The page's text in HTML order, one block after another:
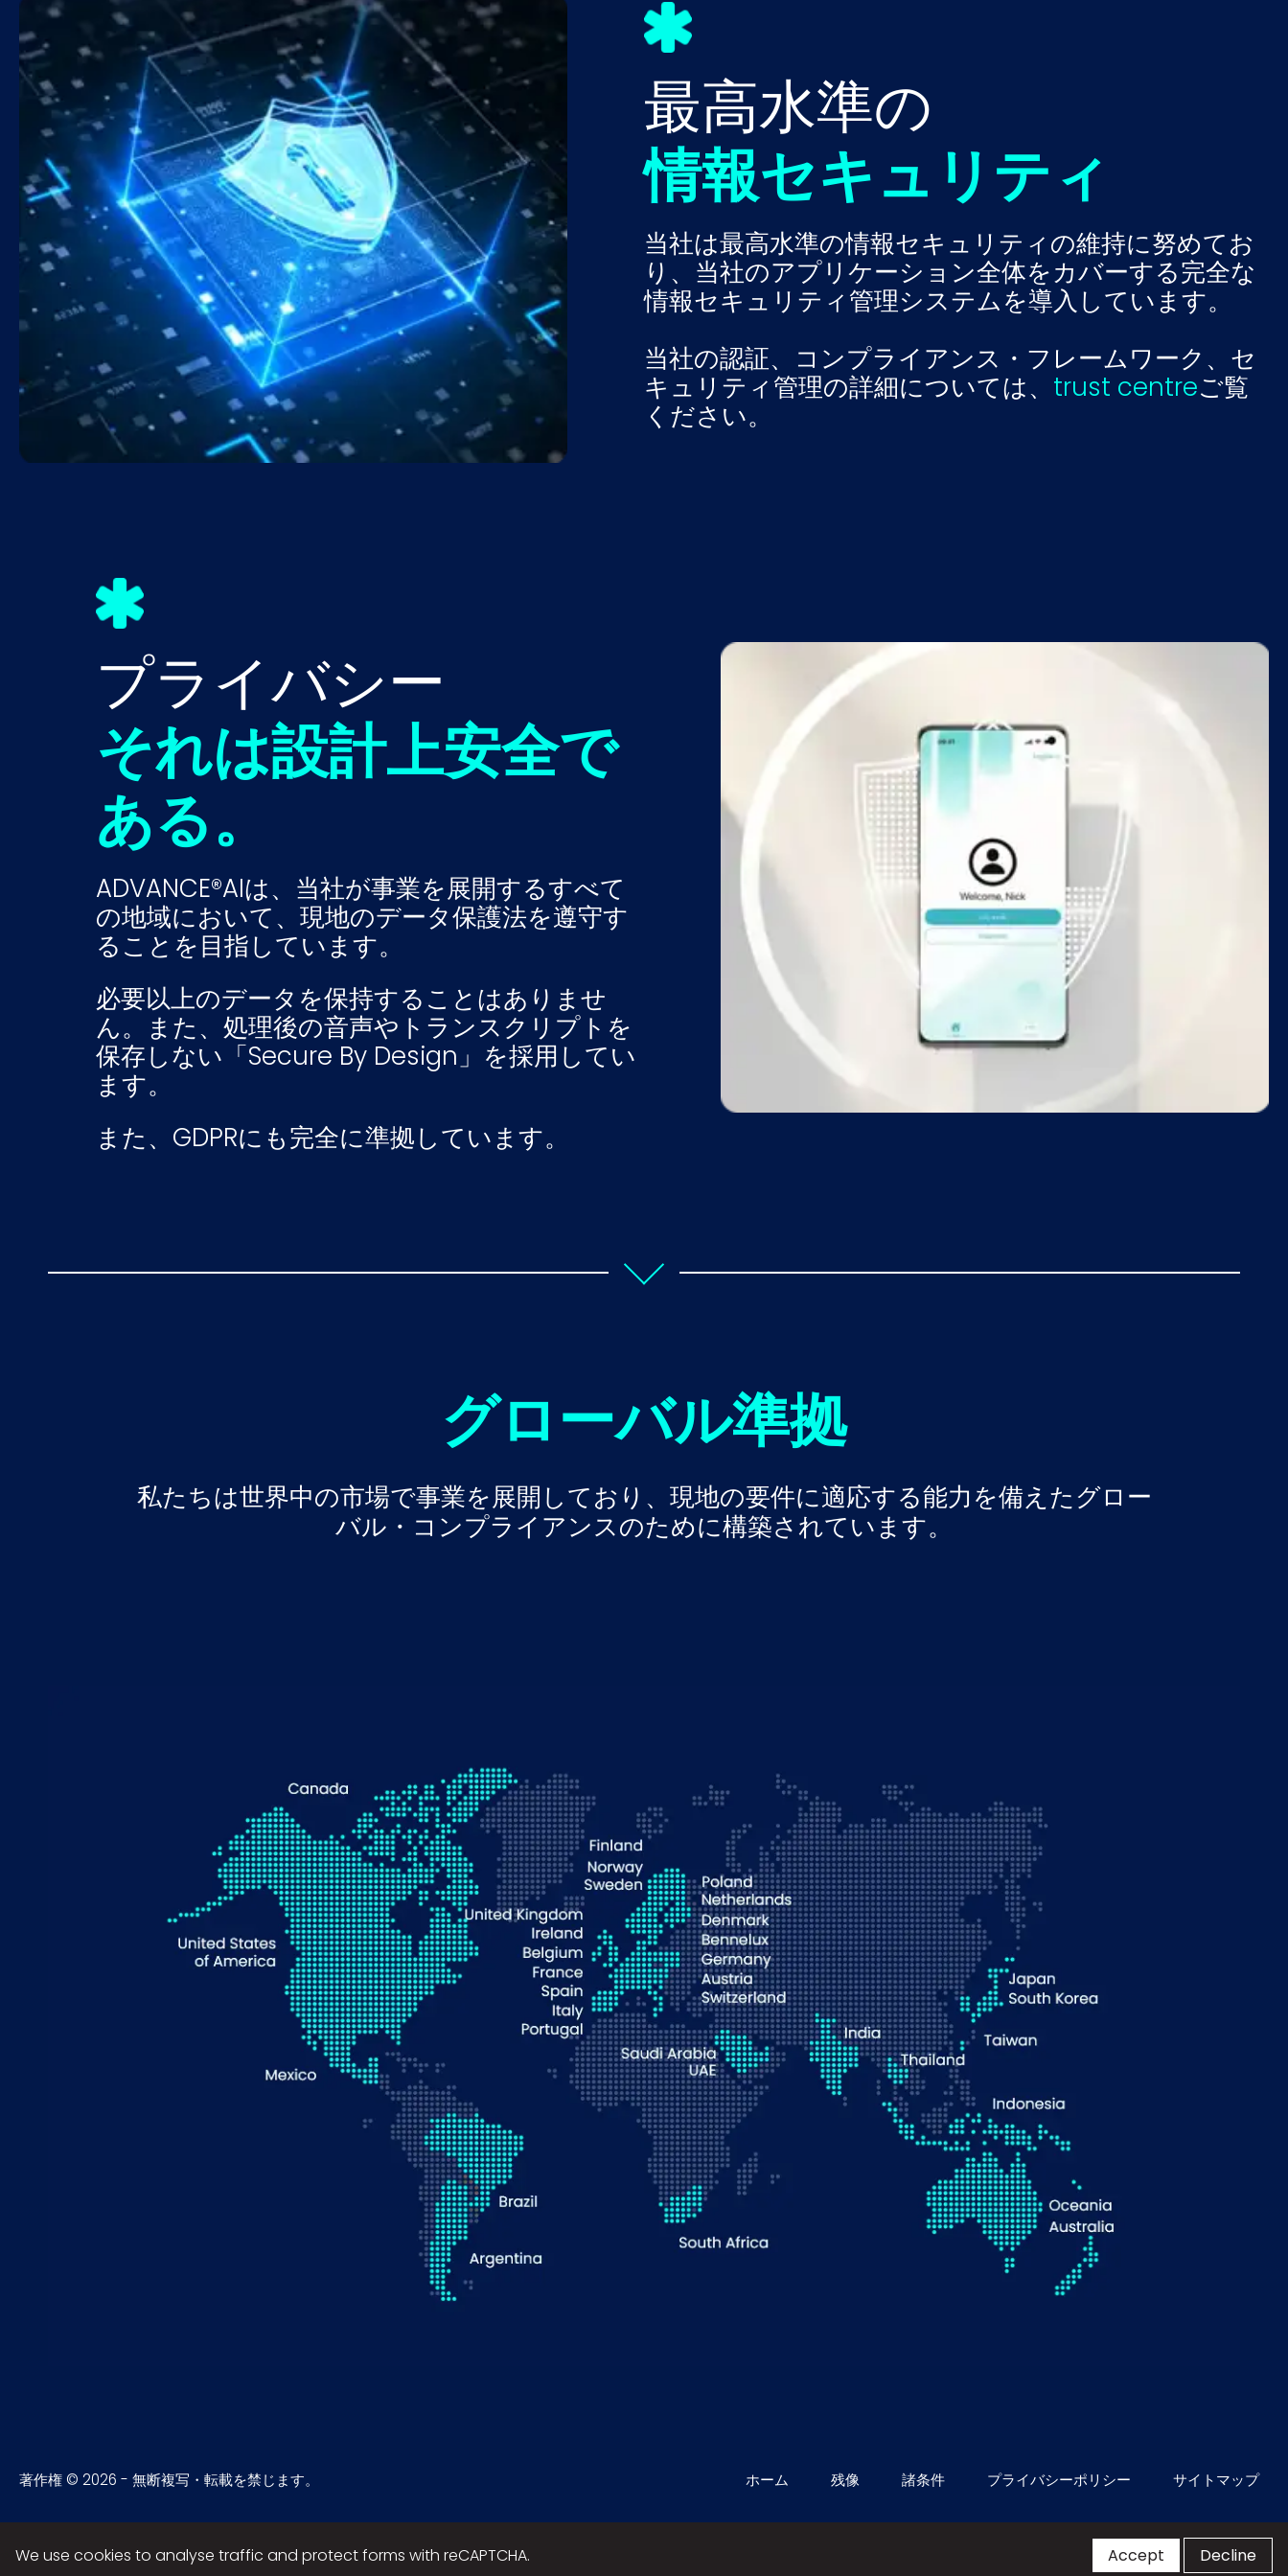
最高水準の
情報セキュリティ
当社は最高水準の情報セキュリティの維持に努めてお
り、当社のアプリケーション全体をカバーする完全な
情報セキュリティ管理システムを導入しています。
当社の認証、コンプライアンス・フレームワーク、セ
キュリティ管理の詳細については、 trust centreご覧
ください。
プライバシー
それは設計上安全で
ある。
ADVANCE®AIは、当社が事業を展開するすべて
の地域において、現地のデータ保護法を遵守す
ることを目指しています。
必要以上のデータを保持することはありませ
ん。また、処理後の音声やトランスクリプトを
保存しない「Secure By Design」を採用してい
ます。
また、GDPRにも完全に準拠しています。
グローバル準拠
私たちは世界中の市場で事業を展開しており、現地の要件に適応する能力を備えたグロー
バル・コンプライアンスのために構築されています。
著作権 © 2026 - 無断複写・転載を禁じます。 ホーム 残像 諸条件 プライバシーポリシー サイトマップ
We use cookies to analyse traffic and protect forms with reCAPTCHA. Accept Decline